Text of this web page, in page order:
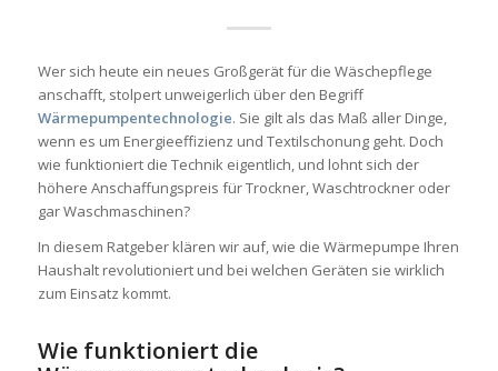
Wer sich heute ein neues Großgerät für die Wäschepflege
anschafft, stolpert unweigerlich über den Begriff
Wärmepumpentechnologie. Sie gilt als das Maß aller Dinge,
wenn es um Energieeffizienz und Textilschonung geht. Doch
wie funktioniert die Technik eigentlich, und lohnt sich der
höhere Anschaffungspreis für Trockner, Waschtrockner oder
gar Waschmaschinen?
In diesem Ratgeber klären wir auf, wie die Wärmepumpe Ihren
Haushalt revolutioniert und bei welchen Geräten sie wirklich
zum Einsatz kommt.
Wie funktioniert die